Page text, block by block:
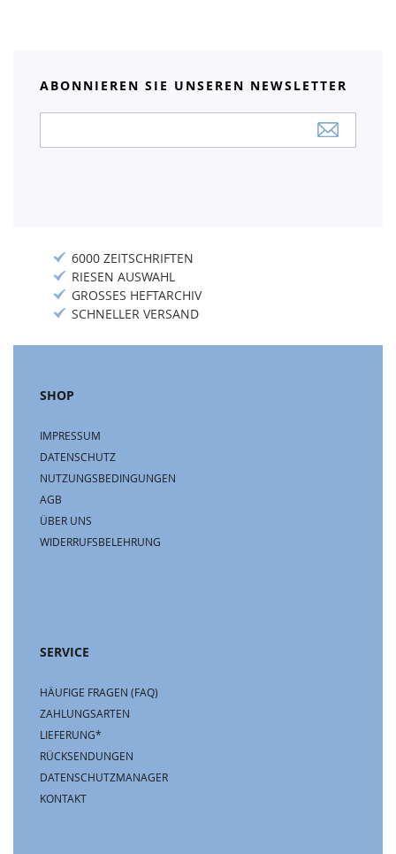
ABONNIEREN SIE UNSEREN NEWSLETTER
Newsletter:
6000 ZEITSCHRIFTEN
RIESEN AUSWAHL
GROSSES HEFTARCHIV
SCHNELLER VERSAND
SHOP
IMPRESSUM
DATENSCHUTZ
NUTZUNGSBEDINGUNGEN
AGB
ÜBER UNS
WIDERRUFSBELEHRUNG
SERVICE
HÄUFIGE FRAGEN (FAQ)
ZAHLUNGSARTEN
LIEFERUNG*
RÜCKSENDUNGEN
DATENSCHUTZMANAGER
KONTAKT